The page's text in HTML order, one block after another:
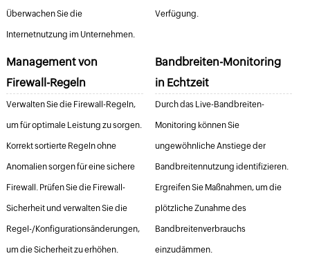
Überwachen Sie die
Internetnutzung im Unternehmen.
Verfügung.
Management von
Firewall-Regeln
Verwalten Sie die Firewall-Regeln,
um für optimale Leistung zu sorgen.
Korrekt sortierte Regeln ohne
Anomalien sorgen für eine sichere
Firewall. Prüfen Sie die Firewall-
Sicherheit und verwalten Sie die
Regel-/Konfigurationsänderungen,
um die Sicherheit zu erhöhen.
Bandbreiten-Monitoring
in Echtzeit
Durch das Live-Bandbreiten-
Monitoring können Sie
ungewöhnliche Anstiege der
Bandbreitennutzung identifizieren.
Ergreifen Sie Maßnahmen, um die
plötzliche Zunahme des
Bandbreitenverbrauchs
einzudämmen.